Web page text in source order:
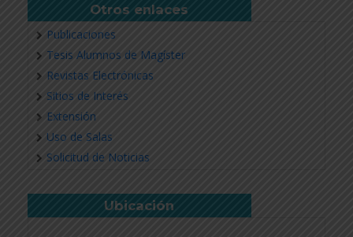
Otros enlaces
Publicaciones
Tesis Alumnos de Magíster
Revistas Electrónicas
Sitios de Interés
Extensión
Uso de Salas
Solicitud de Noticias
Ubicación